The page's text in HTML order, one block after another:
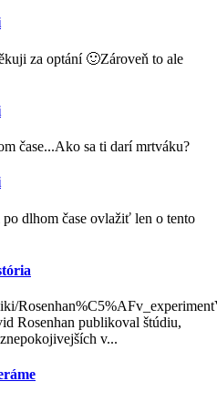
za optání 🙂Zároveň to ale
čase...Ako sa ti darí mrtváku?
dlhom čase ovlažiť len o tento
Rosenhan publikoval štúdiu,
v...